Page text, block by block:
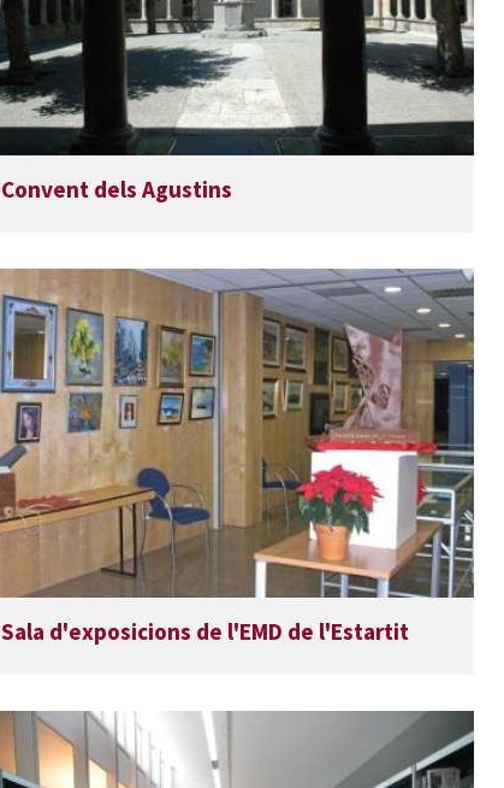
Convent dels Agustins
Sala d'exposicions de l'EMD de l'Estartit